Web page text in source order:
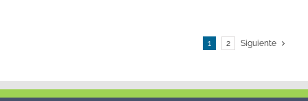
1 2 Siguiente